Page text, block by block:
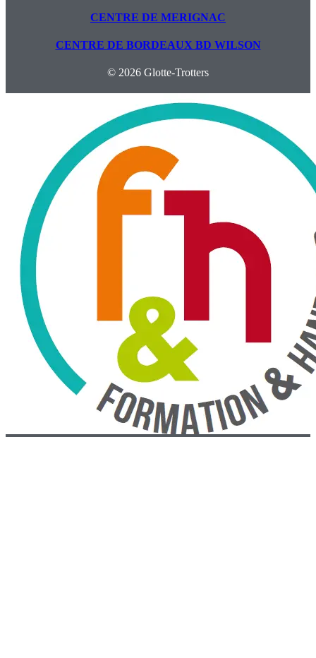
CENTRE DE MERIGNAC
CENTRE DE BORDEAUX BD WILSON
© 2026 Glotte-Trotters